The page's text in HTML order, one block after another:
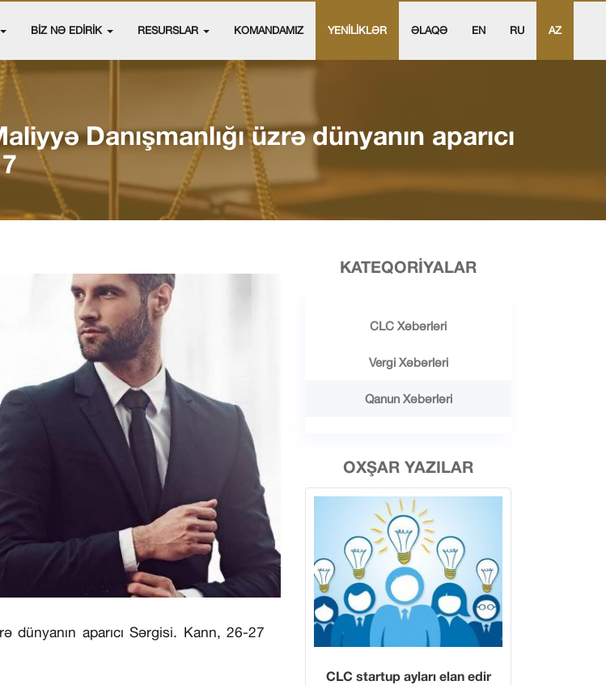
BİZ NƏ EDİRİK RESURSLAR KOMANDAMIZ YENİLİKLƏR ƏLAQƏ EN RU AZ
Danışmanlığı üzrə dünyanın aparıcı
dünyanın aparıcı Sərgisi. Kann, 26-27
KATEQORIYALAR
CLC Xəbərləri
Vergi Xəbərləri
Qanun Xəbərləri
OXŞAR YAZILAR
CLC startup ayları elan edir